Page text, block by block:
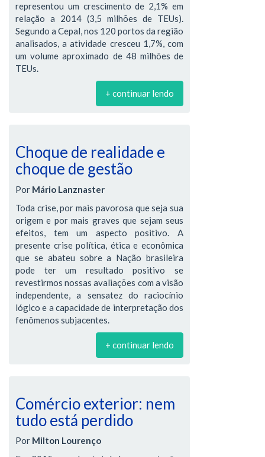
representou um crescimento de 2,1% em
relação a 2014 (3,5 milhões de TEUs).
Segundo a Cepal, nos 120 portos da região
analisados, a atividade cresceu 1,7%, com
um volume aproximado de 48 milhões de
TEUs.
+ continuar lendo
Choque de realidade e
choque de gestão
Por Mário Lanznaster
Toda crise, por mais pavorosa que seja sua
origem e por mais graves que sejam seus
efeitos, tem um aspecto positivo. A
presente crise política, ética e econômica
que se abateu sobre a Nação brasileira
pode ter um resultado positivo se
revestirmos nossas avaliações com a visão
independente, a sensatez do raciocínio
lógico e a capacidade de interpretação dos
fenômenos subjacentes.
+ continuar lendo
Comércio exterior: nem
tudo está perdido
Por Milton Lourenço